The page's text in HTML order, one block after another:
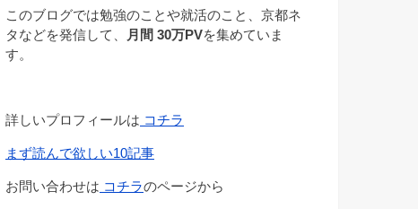
このブログでは勉強のことや就活のこと、京都ネ
タなどを発信して、
月間 30万PVを集めていま
す。
詳しいプロフィールは コチラ
まず読んで欲しい10記事
お問い合わせは コチラのページから